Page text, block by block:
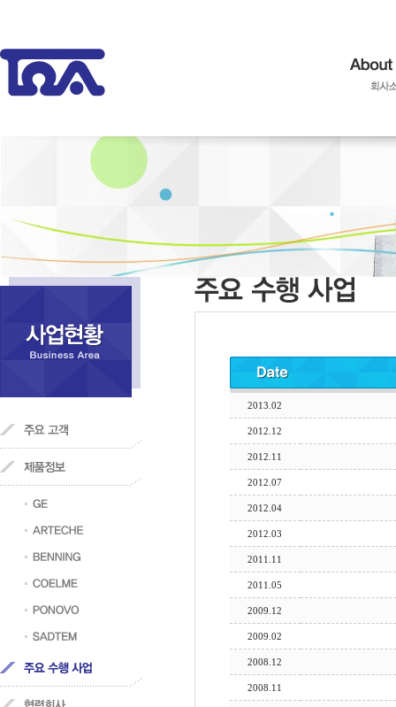
2013.02
2012.12
2012.11
2012.07
2012.04
2012.03
2011.11
2011.05
2009.12
2009.02
2008.12
2008.11